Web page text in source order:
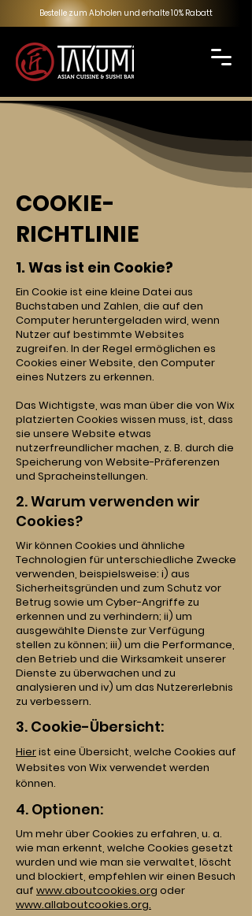
Bestelle zum Abholen und erhalte 10% Rabatt
COOKIE-
RICHTLINIE
1. Was ist ein Cookie?
Ein Cookie ist eine kleine Datei aus
Buchstaben und Zahlen, die auf den
Computer heruntergeladen wird, wenn
Nutzer auf bestimmte Websites
zugreifen. In der Regel ermöglichen es
Cookies einer Website, den Computer
eines Nutzers zu erkennen.
Das Wichtigste, was man über die von Wix
platzierten Cookies wissen muss, ist, dass
sie unsere Website etwas
nutzerfreundlicher machen, z. B. durch die
Speicherung von Website-Präferenzen
und Spracheinstellungen.
2. Warum verwenden wir
Cookies?
Wir können Cookies und ähnliche
Technologien für unterschiedliche Zwecke
verwenden, beispielsweise: i) aus
Sicherheitsgründen und zum Schutz vor
Betrug sowie um Cyber-Angriffe zu
erkennen und zu verhindern; ii) um
ausgewählte Dienste zur Verfügung
stellen zu können; iii) um die Performance,
den Betrieb und die Wirksamkeit unserer
Dienste zu überwachen und zu
analysieren und iv) um das Nutzererlebnis
zu verbessern.
3. Cookie-Übersicht:
Hierist eine Übersicht, welche Cookies auf
Websites von Wix verwendet werden
können.
4. Optionen:
Um mehr über Cookies zu erfahren, u. a.
wie man erkennt, welche Cookies gesetzt
wurden und wie man sie verwaltet, löscht
und blockiert, empfehlen wir einen Besuch
auf www.aboutcookies.org oder
www.allaboutcookies.org.